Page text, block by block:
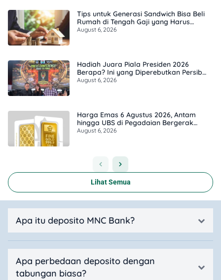
Tips untuk Generasi Sandwich Bisa Beli
Rumah di Tengah Gaji yang Harus
Terbagi
August 6, 2026
Hadiah Juara Piala Presiden 2026
Berapa? Ini yang Diperebutkan Persib
dan Persebaya
August 6, 2026
Harga Emas 6 Agustus 2026, Antam
hingga UBS di Pegadaian Bergerak
Berapa?
August 6, 2026
Lihat Semua
Apa itu deposito MNC Bank?
Apa perbedaan deposito dengan
tabungan biasa?